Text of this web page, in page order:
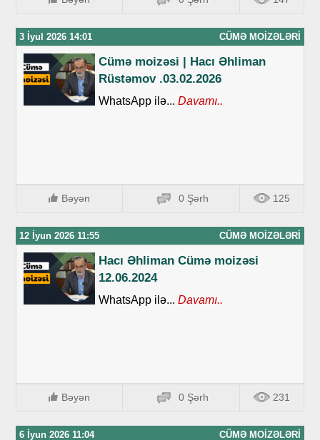
3 İyul 2026 14:01 CÜMƏ MOIZƏLƏRI
Cümə moizəsi | Hacı Əhliman
Rüstəmov .03.02.2026
WhatsApp ilə... Davamı..
Bəyən 0 Şərh 125
12 İyun 2026 11:55 CÜMƏ MOIZƏLƏRI
Hacı Əhliman Cümə moizəsi
12.06.2024
WhatsApp ilə... Davamı..
Bəyən 0 Şərh 231
6 İyun 2026 11:04 CÜMƏ MOIZƏLƏRI